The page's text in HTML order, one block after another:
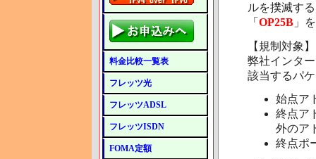
ルを撲滅す
「 OP25B 」
【規制対象】
弊社インタ
該当するパ
始点ア
終点ア
外のア
終点ポ
料金比較一覧表
フレッツ光
フレッツADSL
フレッツISDN
FOMA定額